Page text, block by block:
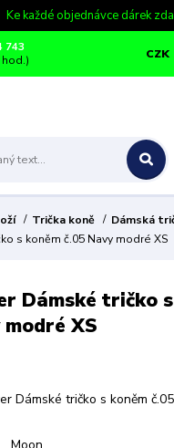
Ke každé objednávce dárek
CZK
743
Trička koně Dámská
s koněm č.05 Navy modré XS
Dámské tričko
XS